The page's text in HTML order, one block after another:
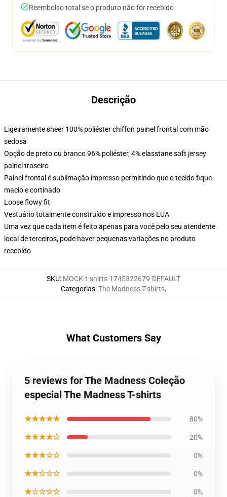
Reembolso total se o produto não for recebido
Descrição
Ligeiramente sheer 100% poliéster chiffon painel frontal com mão
sedosa
Opção de preto ou branco 96% poliéster, 4% elasstane soft jersey
painel traseiro
Painel frontal é sublimação impresso permitindo que o tecido fique
macio e cortinado
Loose flowy fit
Vestuário totalmente construído e impresso nos EUA
Uma vez que cada item é feito apenas para você pelo seu atendente
local de terceiros, pode haver pequenas variações no produto
recebido
SKU: MOCK-t-shirts-1745322679-DEFAULT
Categorias:The Madness T-shirts,
What Customers Say
5 reviews for The Madness Coleção
especial The Madness T-shirts
★★★★★ 80%
★★★★☆ 20%
★★★☆☆ 0%
★★☆☆☆ 0%
★☆☆☆☆ 0%